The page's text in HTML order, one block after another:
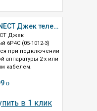
PROCONNECT Джек телефонный 6P4C (05-1012-3)
Джек
6P4C (05-1012-3)
при подключении
аппаратуры 2-х или
кабелем.
o
в 1 клик